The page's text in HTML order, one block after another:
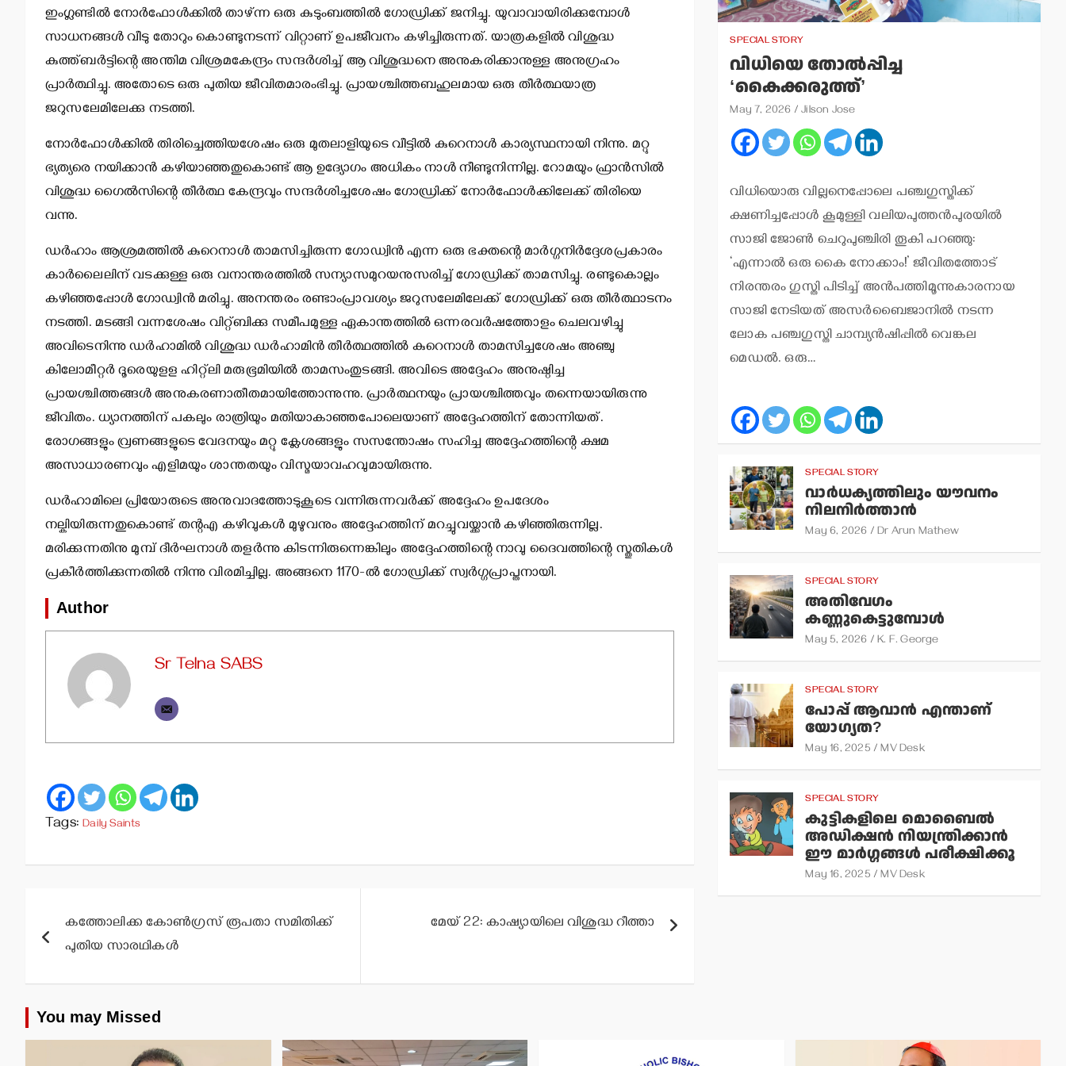
ഇംഗ്ലണ്ടില്‍ നോര്‍ഫോള്‍ക്കില്‍ താഴ്ന്ന ഒരു കുടുംബത്തില്‍ ഗോഡ്രിക്ക് ജനിച്ചു. യുവാവായിരിക്കുമ്പോള്‍
സാധനങ്ങള്‍ വീടു തോറും കൊണ്ടുനടന്ന് വിറ്റാണ് ഉപജീവനം കഴിച്ചിരുന്നത്. യാത്രകളില്‍ വിശുദ്ധ
കുത്ത്ബര്‍ട്ടിന്റെ അന്തിമ വിശ്രമകേന്ദ്രം സന്ദര്‍ശിച്ച് ആ വിശുദ്ധനെ അനുകരിക്കാനുള്ള അനുഗ്രഹം
പ്രാര്‍ത്ഥിച്ചു. അതോടെ ഒരു പുതിയ ജീവിതമാരംഭിച്ചു. പ്രായശ്ചിത്തബഹുലമായ ഒരു തീര്‍ത്ഥയാത്ര
ജറുസലേമിലേക്കു നടത്തി.
നോര്‍ഫോള്‍ക്കില്‍ തിരിച്ചെത്തിയശേഷം ഒരു മുതലാളിയുടെ വീട്ടില്‍ കുറെനാള്‍ കാര്യസ്ഥനായി നിന്നു. മറ്റു
ഭ്യത്യരെ നയിക്കാന്‍ കഴിയാഞ്ഞതുകൊണ്ട് ആ ഉദ്യോഗം അധികം നാള്‍ നീണ്ടുനിന്നില്ല. റോമയും ഫ്രാന്‍സില്‍
വിശുദ്ധ ഗൈല്‍സിന്റെ തീര്‍ത്ഥ കേന്ദ്രവും സന്ദര്‍ശിച്ചശേഷം ഗോഡ്രിക്ക് നോര്‍ഫോള്‍ക്കിലേക്ക് തിരിയെ
വന്നു.
ഡര്‍ഹാം ആശ്രമത്തില്‍ കുറെനാള്‍ താമസിച്ചിരുന്ന ഗോഡ്വിന്‍ എന്ന ഒരു ഭക്തന്റെ മാര്‍ഗ്ഗനിര്‍ദ്ദേശപ്രകാരം
കാര്‍ലൈലിന് വടക്കുള്ള ഒരു വനാന്തരത്തില്‍ സന്യാസമുറയനുസരിച്ച് ഗോഡ്രിക്ക് താമസിച്ചു. രണ്ടുകൊല്ലം
കഴിഞ്ഞപ്പോള്‍ ഗോഡ്വിന്‍ മരിച്ചു. അനന്തരം രണ്ടാംപ്രാവശ്യം ജറുസലേമിലേക്ക് ഗോഡ്രിക്ക് ഒരു തീര്‍ത്ഥാടനം
നടത്തി. മടങ്ങി വന്നശേഷം വിറ്റ്ബിക്കു സമീപമുള്ള ഏകാന്തത്തില്‍ ഒന്നരവര്‍ഷത്തോളം ചെലവഴിച്ചു
അവിടെനിന്നു ഡര്‍ഹാമില്‍ വിശുദ്ധ ഡര്‍ഹാമിന്‍ തീര്‍ത്ഥത്തില്‍ കുറെനാള്‍ താമസിച്ചശേഷം അഞ്ചു
കിലോമീറ്റര്‍ ദൂരെയുളള ഹിറ്റ്‌ലി മരുഭൂമിയില്‍ താമസംതുടങ്ങി. അവിടെ അദ്ദേഹം അനുഷ്ഠിച്ച
പ്രായശ്ചിത്തങ്ങള്‍ അനുകരണാതീതമായിത്തോന്നുന്നു. പ്രാര്‍ത്ഥനയും പ്രായശ്ചിത്തവും തന്നെയായിരുന്നു
ജീവിതം. ധ്യാനത്തിന് പകലും രാത്രിയും മതിയാകാഞ്ഞപോലെയാണ് അദ്ദേഹത്തിന് തോന്നിയത്.
രോഗങ്ങളും വ്രണങ്ങളുടെ വേദനയും മറ്റു ക്ലേശങ്ങളും സസന്തോഷം സഹിച്ച അദ്ദേഹത്തിന്റെ ക്ഷമ
അസാധാരണവും എളിമയും ശാന്തതയും വിസ്മയാവഹവുമായിരുന്നു.
ഡര്‍ഹാമിലെ പ്രിയോരുടെ അനുവാദത്തോടുകൂടെ വന്നിരുന്നവര്‍ക്ക് അദ്ദേഹം ഉപദേശം
നല്കിയിരുന്നതുകൊണ്ട് തന്റഎ കഴിവുകള്‍ മുഴുവനും അദ്ദേഹത്തിന് മറച്ചുവയ്ക്കാന്‍ കഴിഞ്ഞിരുന്നില്ല.
മരിക്കുന്നതിനു മുമ്പ് ദീര്‍ഘനാള്‍ തളര്‍ന്നു കിടന്നിരുന്നെങ്കിലും അദ്ദേഹത്തിന്റെ നാവു ദൈവത്തിന്റെ സ്തുതികള്‍
പ്രകീര്‍ത്തിക്കുന്നതില്‍ നിന്നു വിരമിച്ചില്ല. അങ്ങനെ 1170-ല്‍ ഗോഡ്രിക്ക് സ്വര്‍ഗ്ഗപ്രാപ്തനായി.
Author
Sr Telna SABS
Tags: Daily Saints
navigation
കത്തോലിക്ക കോണ്‍ഗ്രസ് രൂപതാ സമിതിക്ക്
പുതിയ സാരഥികള്‍
മേയ് 22: കാഷ്യായിലെ വിശുദ്ധ റീത്താ
SPECIAL STORY
വിധിയെ തോല്‍പ്പിച്ച
‘കൈക്കരുത്ത്’
May 7, 2026 Jilson Jose
വിധിയൊരു വില്ലനെപ്പോലെ പഞ്ചഗുസ്തിക്ക്
ക്ഷണിച്ചപ്പോള്‍ കൂമുള്ളി വലിയപുത്തന്‍പുരയില്‍
സാജി ജോണ്‍ ചെറുപുഞ്ചിരി തൂകി പറഞ്ഞു:
‘എന്നാല്‍ ഒരു കൈ നോക്കാം!’ ജീവിതത്തോട്
നിരന്തരം ഗുസ്തി പിടിച്ച് അന്‍പത്തിമൂന്നുകാരനായ
സാജി നേടിയത് അസര്‍ബൈജാനില്‍ നടന്ന
ലോക പഞ്ചഗുസ്തി ചാമ്പ്യന്‍ഷിപ്പില്‍ വെങ്കല
മെഡല്‍. ഒരു…
SPECIAL STORY
വാര്‍ധക്യത്തിലും യൗവനം
നിലനിര്‍ത്താന്‍
May 6, 2026 Dr Arun Mathew
SPECIAL STORY
അതിവേഗം
കണ്ണുകെട്ടുമ്പോള്‍
May 5, 2026 K. F. George
SPECIAL STORY
പോപ്പ് ആവാന്‍ എന്താണ്
യോഗ്യത?
May 16, 2025 MV Desk
SPECIAL STORY
കുട്ടികളിലെ മൊബൈല്‍
അഡിക്ഷന്‍ നിയന്ത്രിക്കാന്‍
ഈ മാര്‍ഗ്ഗങ്ങള്‍ പരീക്ഷിക്കൂ
May 16, 2025 MV Desk
You may Missed